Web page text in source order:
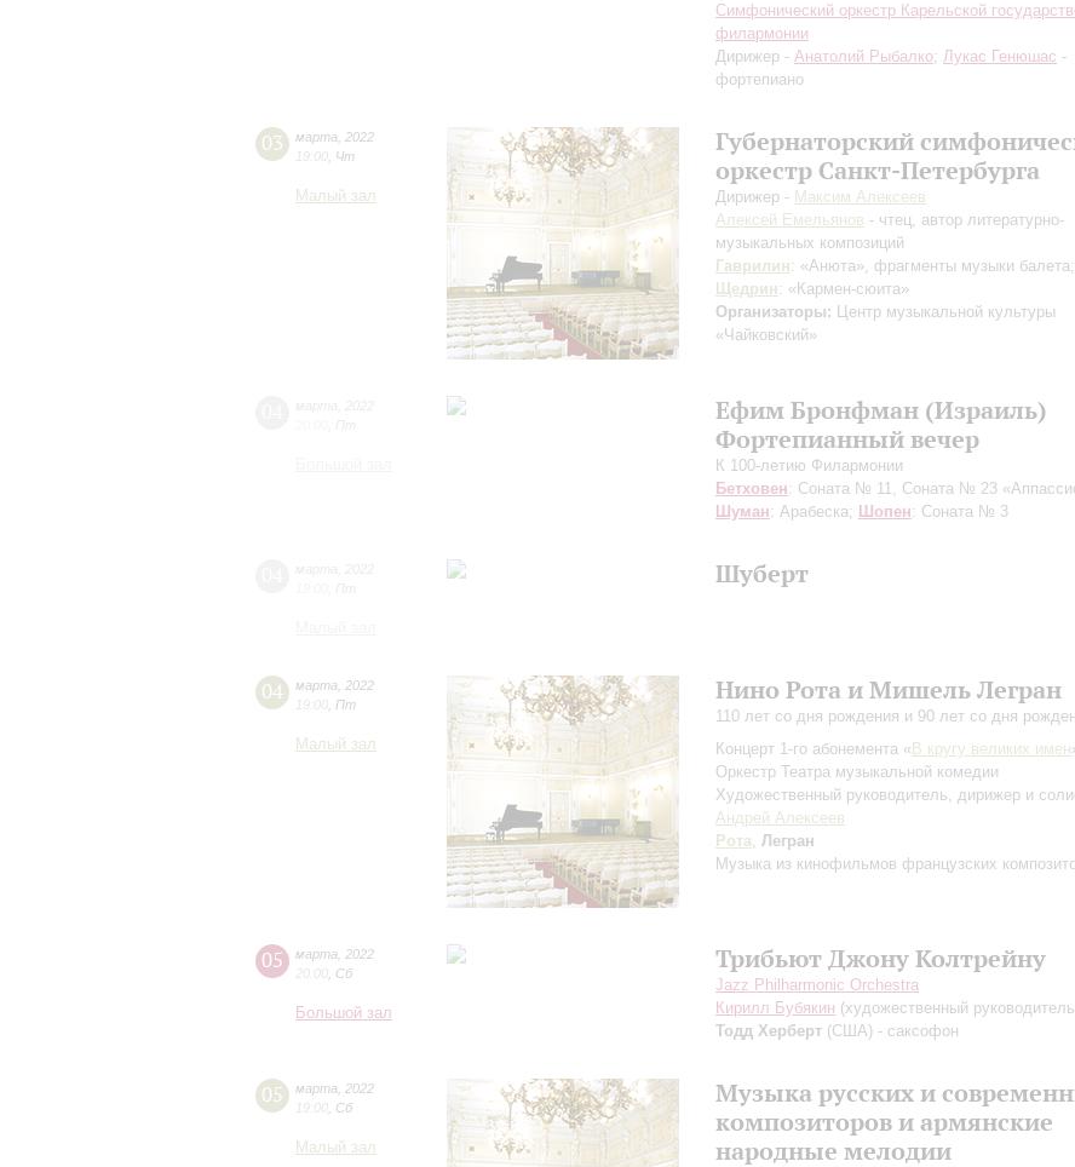
Симфонический оркестр Карельской
филармонии
Дирижер - Анатолий Рыбалко; Лукас Генюшас -
фортепиано
03 марта
2022
19:00 Чт
Малый зал
Губернаторский
оркестр Санкт-Петербурга
Дирижер - Максим Алексеев
Алексей Емельянов - чтец, автор литературно-
музыкальных композиций
Гаврилин: «Анюта», фрагменты музыки балета;
Щедрин: «Кармен-сюита»
Организаторы: Центр музыкальной культуры
«Чайковский»
Ефим Бронфман (Израиль)
Фортепианный вечер
К 100-летию Филармонии
Бетховен: Соната № 11, Соната № 23
Шуман: Арабеска; Шопен: Соната № 3
Шуберт
04 марта
2022
19:00 Пт
Малый зал
Нино Рота и Мишель Легран
110 лет со дня рождения и 90 лет со дня
Концерт 1-го абонемента « В кругу великих имен
Оркестр Театра музыкальной комедии
Художественный руководитель, дирижер и
Андрей Алексеев
Рота, Легран
Музыка из кинофильмов французских
05 марта
2022
20:00 Сб
Большой зал
Трибьют Джону Колтрейну
Jazz Philharmonic Orchestra
Кирилл Бубякин (художественный
Тодд Херберт (США) - саксофон
05 марта
2022
19:00 Сб
Малый зал
Музыка русских и
композиторов и армянские
народные мелодии